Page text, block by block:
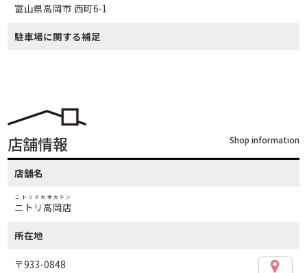
富山県高岡市 西町6-1
駐車場に関する補足
店舗情報 Shop information
店舗名
ニトリ高岡店
ニトリタカオカテン
所在地
〒933-0848